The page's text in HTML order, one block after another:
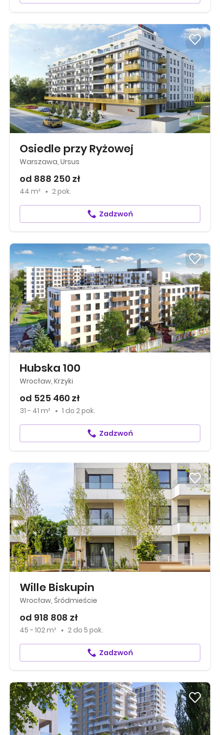
Osiedle przy Ryżowej
Warszawa, Ursus
od 888 250 zł
44 m² 2 pok.
Zadzwoń
Hubska 100
Wrocław, Krzyki
od 525 460 zł
31 - 41 m² 1 do 2 pok.
Zadzwoń
Wille Biskupin
Wrocław, Śródmieście
od 918 808 zł
45 - 102 m² 2 do 5 pok.
Zadzwoń